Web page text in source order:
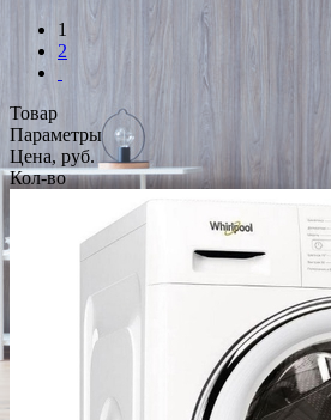
1
2
Товар
Параметры
Цена, руб.
Кол-во